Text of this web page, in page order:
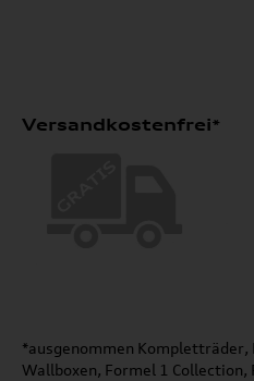
Versandkostenfrei*
*ausgenommen Kompletträder,
Wallboxen, Formel 1